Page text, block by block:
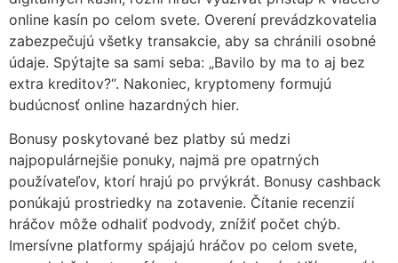
online kasín po celom svete. Overení prevádzkovatelia
zabezpečujú všetky transakcie, aby sa chránili osobné
údaje. Spýtajte sa sami seba: „Bavilo by ma to aj bez
extra kreditov?“. Nakoniec, kryptomeny formujú
budúcnosť online hazardných hier.
Bonusy poskytované bez platby sú medzi
najpopulárnejšie ponuky, najmä pre opatrných
používateľov, ktorí hrajú po prvýkrát. Bonusy cashback
ponúkajú prostriedky na zotavenie. Čítanie recenzií
hráčov môže odhaliť podvody, znížiť počet chýb.
Imersívne platformy spájajú hráčov po celom svete,